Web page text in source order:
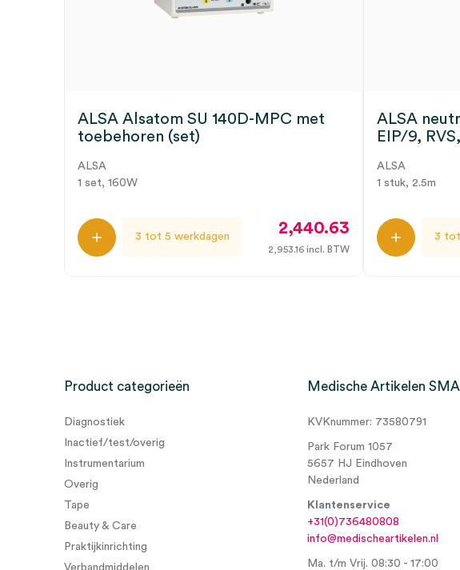
ALSA Alsatom SU 140D-MPC met
toebehoren (set)
ALSA
1 set, 160W
3 tot 5 werkdagen 2,440.63
2,953.16 incl. BTW
ALSA
EIP/9,
ALSA
1 stuk, 2.5m
3 tot
Product categorieën
Diagnostiek
Inactief/test/overig
Instrumentarium
Overig
Tape
Beauty & Care
Praktijkinrichting
Verbandmiddelen
Medische Artikelen SMA
KVKnummer: 73580791
Park Forum 1057
5657 HJ Eindhoven
Nederland
Klantenservice
+31(0)736480808
info@medischeartikelen.nl
Ma. t/m Vrij. 08:30 - 17:00